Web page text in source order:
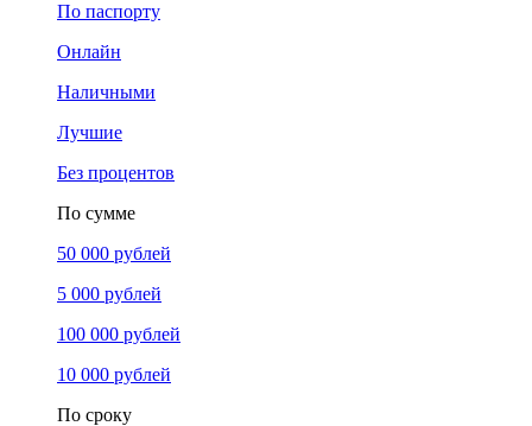
По паспорту
Онлайн
Наличными
Лучшие
Без процентов
По сумме
50 000 рублей
5 000 рублей
100 000 рублей
10 000 рублей
По сроку